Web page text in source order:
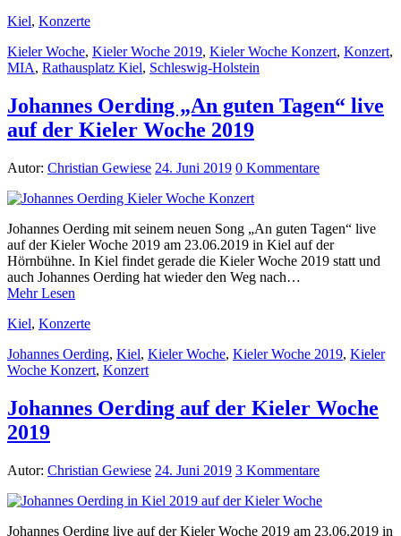
Kiel, Konzerte
Kieler Woche, Kieler Woche 2019, Kieler Woche Konzert, Konzert,
MIA, Rathausplatz Kiel, Schleswig-Holstein
Johannes Oerding „An guten Tagen“ live
auf der Kieler Woche 2019
Autor: Christian Gewiese 24. Juni 2019 0 Kommentare
Johannes Oerding mit seinem neuen Song „An guten Tagen“ live
auf der Kieler Woche 2019 am 23.06.2019 in Kiel auf der
Hörnbühne. In Kiel findet gerade die Kieler Woche 2019 statt und
auch Johannes Oerding hat wieder den Weg nach…
Mehr Lesen
Kiel, Konzerte
Johannes Oerding, Kiel, Kieler Woche, Kieler Woche 2019, Kieler
Woche Konzert, Konzert
Johannes Oerding auf der Kieler Woche
2019
Autor: Christian Gewiese 24. Juni 2019 3 Kommentare
Johannes Oerding live auf der Kieler Woche 2019 am 23.06.2019 in